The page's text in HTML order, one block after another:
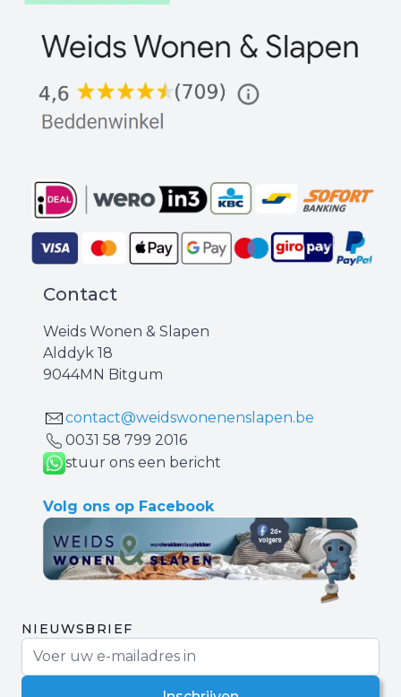
Contact
Weids Wonen & Slapen
Alddyk 18
9044MN Bitgum
contact@weidswonenenslapen.be
0031 ‪58 799 2016‬
stuur ons een bericht
Volg ons op Facebook
NIEUWSBRIEF